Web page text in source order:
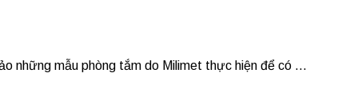
những mẫu phòng tắm do Milimet thực hiện để có ...